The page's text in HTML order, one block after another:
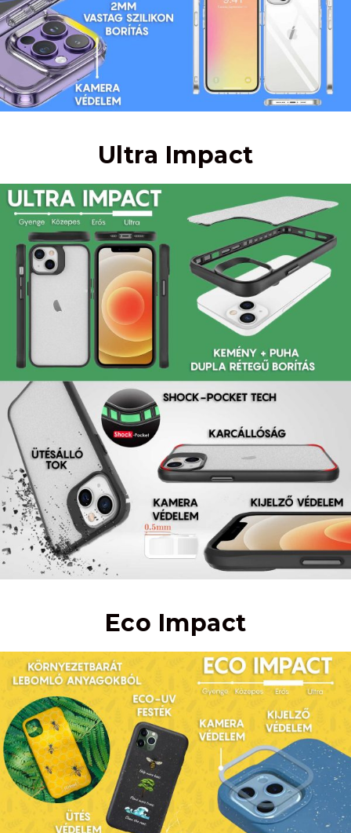
Ultra Impact
Eco Impact